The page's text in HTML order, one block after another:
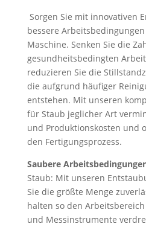
Sorgen Sie mit innovativen
bessere
Maschine. Senken Sie die
gesundheitsbedingten
reduzieren Sie die
die aufgrund häufiger
entstehen. Mit unseren
für Staub jeglicher Art
und Produktionskosten und
den Fertigungsprozess.
Saubere
Staub: Mit unseren
Sie die größte Menge
halten so den
und Messinstrumente